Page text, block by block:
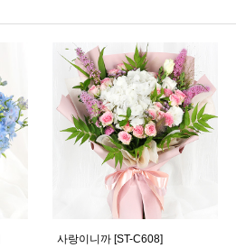
사랑이니까 [ST-C608]